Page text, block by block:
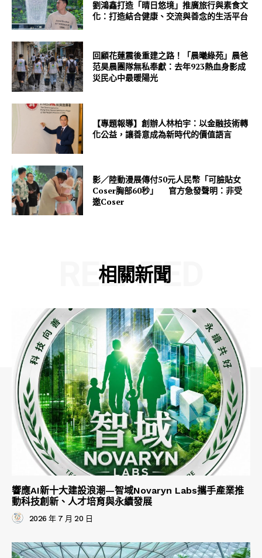
劉鴻鑫打造「晴日悠境」推廣旅行與素食文
化：打造結合健康、交流與善念的生活平台
回顧花蓮震後重建之路！「晨曦綠苑」晨爸
范昊晨團隊無私奉獻：去年923熱血身影成
災民心中最暖陽光
【專題報導】創辦人林柏宇：以金融技術轉
化公益，讓善意成為新時代的價值語言
影／陸動漫展傳付50元人民幣「可臉貼女
Coser胸部60秒」 官方急發聲明：非受
邀Coser
相關新聞
RELATED
響應AI新十大建設浪潮—智域Novaryn Labs攜手產業推
動科技創新、人才培育與永續發展
2026 年 7 月 20 日